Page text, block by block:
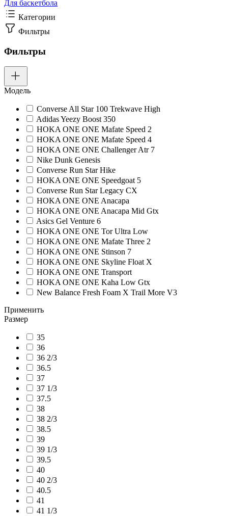
Для баскетбола
Категории
Фильтры
Фильтры
Модель
Converse All Star 100 Trekwave High
Adidas Yeezy Boost 350
HOKA ONE ONE Mafate Speed 2
HOKA ONE ONE Mafate Speed 4
HOKA ONE ONE Challenger Atr 7
Nike Dunk Genesis
Converse Run Star Hike
HOKA ONE ONE Speedgoat 5
Converse Run Star Legacy CX
HOKA ONE ONE Anacapa
HOKA ONE ONE Anacapa Mid Gtx
Asics Gel Venture 6
HOKA ONE ONE Tor Ultra Low
HOKA ONE ONE Mafate Three 2
HOKA ONE ONE Stinson 7
HOKA ONE ONE Skyline Float X
HOKA ONE ONE Transport
HOKA ONE ONE Kaha Low Gtx
New Balance Fresh Foam X Trail More V3
Применить
Размер
35
36
36 2/3
36.5
37
37 1/3
37.5
38
38 2/3
38.5
39
39 1/3
39.5
40
40 2/3
40.5
41
41 1/3